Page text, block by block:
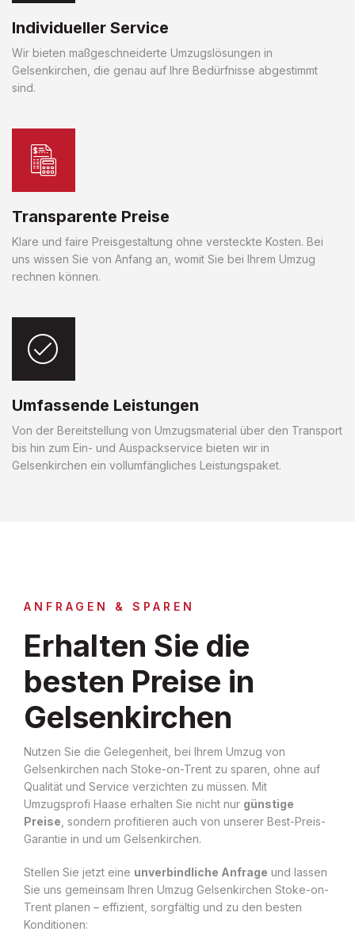
Individueller Service
Wir bieten maßgeschneiderte Umzugslösungen in
Gelsenkirchen, die genau auf Ihre Bedürfnisse abgestimmt
sind.
Transparente Preise
Klare und faire Preisgestaltung ohne versteckte Kosten. Bei
uns wissen Sie von Anfang an, womit Sie bei Ihrem Umzug
rechnen können.
Umfassende Leistungen
Von der Bereitstellung von Umzugsmaterial über den Transport
bis hin zum Ein- und Auspackservice bieten wir in
Gelsenkirchen ein vollumfängliches Leistungspaket.
ANFRAGEN & SPAREN
Erhalten Sie die
besten Preise in
Gelsenkirchen
Nutzen Sie die Gelegenheit, bei Ihrem Umzug von
Gelsenkirchen nach Stoke-on-Trent zu sparen, ohne auf
Qualität und Service verzichten zu müssen. Mit
Umzugsprofi Haase erhalten Sie nicht nur günstige
Preise , sondern profitieren auch von unserer Best-Preis-
Garantie in und um Gelsenkirchen.
Stellen Sie jetzt eine unverbindliche Anfrage und lassen
Sie uns gemeinsam Ihren Umzug Gelsenkirchen Stoke-on-
Trent planen – effizient, sorgfältig und zu den besten
Konditionen: